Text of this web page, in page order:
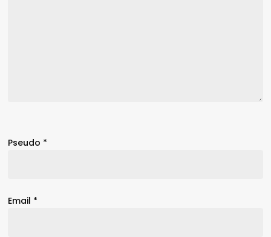
Pseudo *
Email *